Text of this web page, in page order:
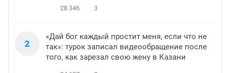
28 346 3
2
«Дай бог каждый простит меня, если что не
так»: турок записал видеообращение после
того, как зарезал свою жену в Казани